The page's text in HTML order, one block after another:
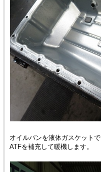
オイルパンを液体ガスケット
ATFを補充して暖機します。